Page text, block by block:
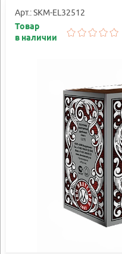
Арт.: SKM-EL32512
Товар
в наличии